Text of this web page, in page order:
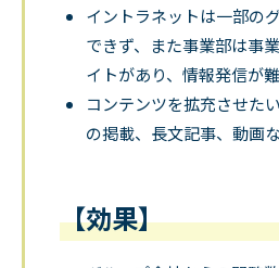
イントラネットは一部の
できず、また事業部は事
イトがあり、情報発信が
コンテンツを拡充させた
の掲載、長文記事、動画な
【効果】